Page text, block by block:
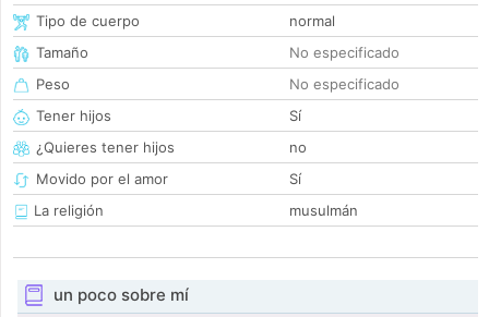
Tipo de cuerpo
normal
Tamaño
No especificado
Peso
No especificado
Tener hijos
Sí
¿Quieres tener hijos
no
Movido por el amor
Sí
La religión
musulmán
un poco sobre mí